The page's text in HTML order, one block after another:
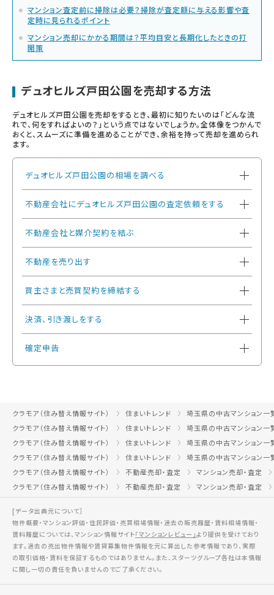
マンション査定前に掃除は必要？掃除が査定額に与える影響や査
定時に見られるポイント
マンション売却にかかる期間は？平均目安と長期化したときの打
開策
デュオヒルズ戸田公園を売却する方法
デュオヒルズ戸田公園を売却をするとき、最初に知りたいのは「どんな流
れで、何をすればよいの？」という点ではないでしょうか。全体像をつかんで
おくと、スムーズに準備を進めることができ、余裕を持って売却を進められ
ます。
デュオヒルズ戸田公園の相場を調べる
不動産会社にデュオヒルズ戸田公園の査定依頼をする
不動産会社と媒介契約を結ぶ
不動産を売り出す
買主さまと売買契約を締結する
決済、引き渡しをする
確定申告
クラモア（住み替え情報サイト） 住まいトレンド
埼玉県の中古マンション一
クラモア（住み替え情報サイト）
住まいトレンド
埼玉県の中古マンション一
クラモア（住み替え情報サイト）
住まいトレンド
埼玉県の中古マンション一
クラモア（住み替え情報サイト）
住まいトレンド
埼玉県の中古マンション一
クラモア（住み替え情報サイト）
不動産売却・査定
マンション売却・査定
クラモア（住み替え情報サイト）
不動産売却・査定 マンション売却・査定
[データ出典元について］
物件概要・マンション評価・住民評価・売買相場情報・過去の販売履歴・賃料相場情報・
賃料履歴については、マンション情報サイト「マンションレビュー」より提供を受けており
ます。過去の売出物件情報や賃貸募集物件情報を元に算出した参考情報であり、実際
の取引価格・賃料を保証するものではありません。また、スターツグループ各社は本情報
に関し一切の責任を負いませんのでご了承ください。